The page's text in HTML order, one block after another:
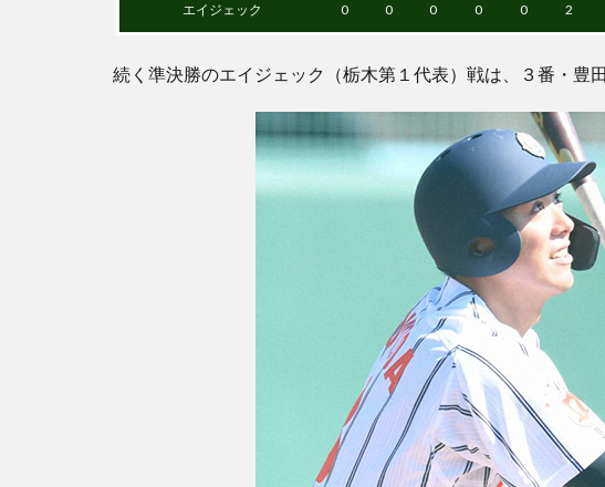
エイジェック 0 0 0 0 0 2
続く準決勝のエイジェック（栃木第１代表）戦は、３番・豊